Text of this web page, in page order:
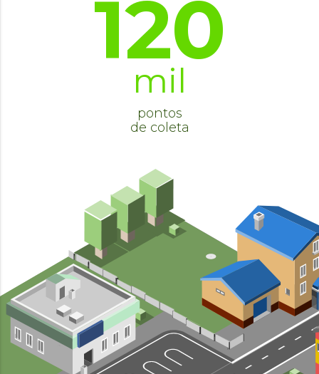
120
mil
pontos
de coleta